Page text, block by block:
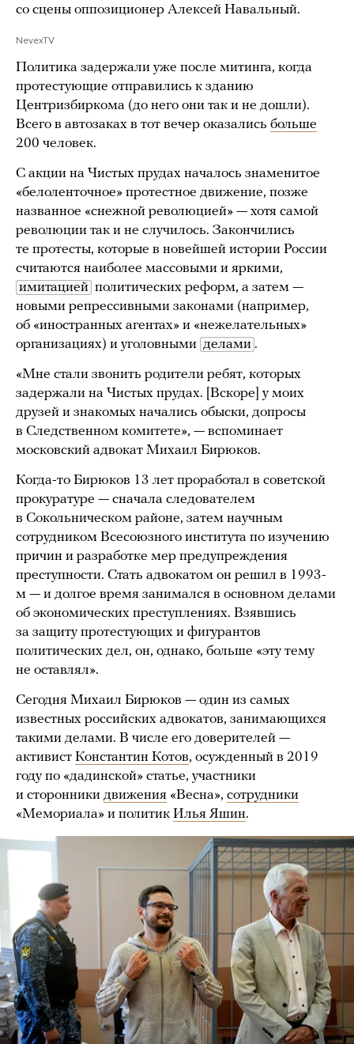
со сцены оппозиционер Алексей Навальный.
NevexTV
Политика задержали уже после митинга, когда
протестующие отправились к зданию
Центризбиркома (до него они так и не дошли).
Всего в автозаках в тот вечер оказались больше
200 человек.
С акции на Чистых прудах началось знаменитое
«белоленточное» протестное движение, позже
названное «снежной революцией» — хотя самой
революции так и не случилось. Закончились
те протесты, которые в новейшей истории России
считаются наиболее массовыми и яркими,
имитацией политических реформ, а затем —
новыми репрессивными законами (например,
об «иностранных агентах» и «нежелательных»
организациях) и уголовными делами .
«Мне стали звонить родители ребят, которых
задержали на Чистых прудах. [Вскоре] у моих
друзей и знакомых начались обыски, допросы
в Следственном комитете», — вспоминает
московский адвокат Михаил Бирюков.
Когда-то Бирюков 13 лет проработал в советской
прокуратуре — сначала следователем
в Сокольническом районе, затем научным
сотрудником Всесоюзного института по изучению
причин и разработке мер предупреждения
преступности. Стать адвокатом он решил в 1993-
м — и долгое время занимался в основном делами
об экономических преступлениях. Взявшись
за защиту протестующих и фигурантов
политических дел, он, однако, больше «эту тему
не оставлял».
Сегодня Михаил Бирюков — один из самых
известных российских адвокатов, занимающихся
такими делами. В числе его доверителей —
активист Константин Котов, осужденный в 2019
году по «дадинской» статье, участники
и сторонники движения «Весна», сотрудники
«Мемориала» и политик Илья Яшин.